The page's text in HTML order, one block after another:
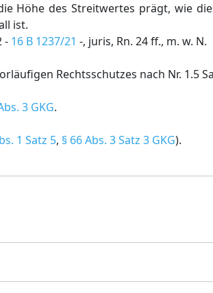
Höhe des Streitwertes prägt, wie
ist.
- 16 B 1237/21 -, juris, Rn. 24 ff., m. w. N.
Rechtsschutzes nach Nr. 1.5
3 GKG.
1 Satz 5, § 66 Abs. 3 Satz 3 GKG).